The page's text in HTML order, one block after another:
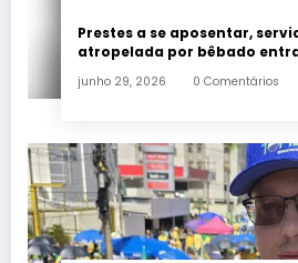
Prestes a se aposentar,
atropelada por bêbado
junho 29, 2026 0 Comentários